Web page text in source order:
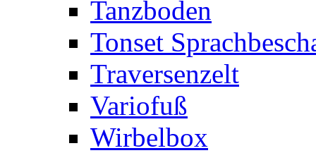
Tanzboden
Tonset
Traversenzelt
Variofuß
Wirbelbox